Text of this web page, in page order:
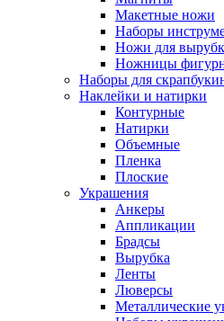
Макетные ножи
Наборы
Ножи для
Ножницы
Наборы для
Наклейки и натирки
Контурные
Натирки
Объемные
Пленка
Плоские
Украшения
Анкеры
Аппликации
Брадсы
Вырубка
Ленты
Люверсы
Металлические